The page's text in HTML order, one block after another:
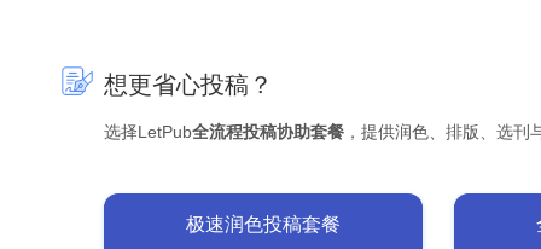
想更省心投稿？
选择LetPub全流程投稿协助套餐 ，提供润色、排版、选
极速润色投稿套餐